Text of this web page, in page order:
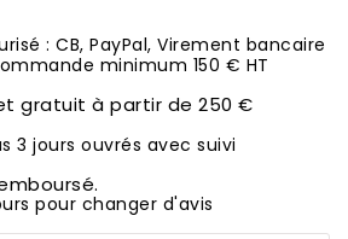
: CB, PayPal, Virement bancaire
minimum 150 € HT
gratuit à partir de 250 €
3 jours ouvrés avec suivi
pour changer d'avis